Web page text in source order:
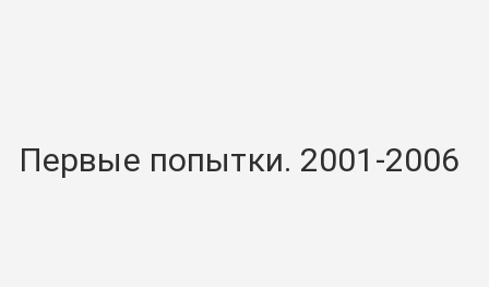
Первые попытки. 2001-2006